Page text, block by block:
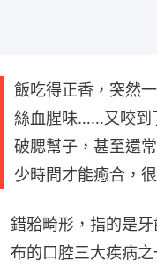
飯吃得正香，突然
絲血腥味……又咬到
破腮幫子，甚至還
少時間才能癒合，
錯𬌗畸形，指的是
布的口腔三大疾病